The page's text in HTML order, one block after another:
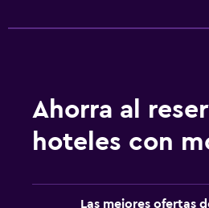
Ahorra al
hoteles con
Las mejores ofertas